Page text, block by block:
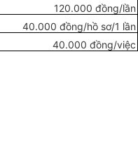
120.000 đồng/lần
40.000 đồng/hồ sơ/1 lần
40.000 đồng/việc